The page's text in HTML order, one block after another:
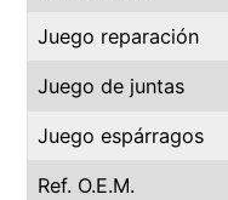
Juego reparación
Juego de juntas
Juego espárragos
Ref. O.E.M.